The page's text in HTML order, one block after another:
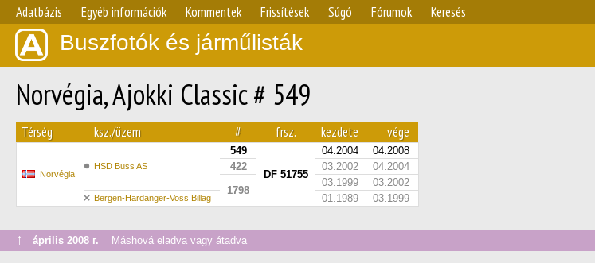
Adatbázis Egyéb információk Kommentek Frissítések Súgó Fórumok Keresés
Buszfotók és járműlisták
Norvégia, Ajokki Classic # 549
Térség ksz./üzem # frsz. kezdete vége
Norvégia
HSD Buss AS
549
DF 51755
04.2004
04.2008
422
03.2002
04.2004
1798
03.1999 03.2002
Bergen-Hardanger-Voss Billag 01.1989 03.1999
↑ április 2008 г. Máshová eladva vagy átadva